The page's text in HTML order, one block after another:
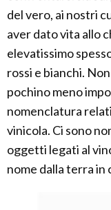
del vero, ai nostri
aver dato vita allo
elevatissimo
rossi e bianchi.
pochino meno
nomenclatura
vinicola. Ci sono
oggetti legati al
nome dalla terra in